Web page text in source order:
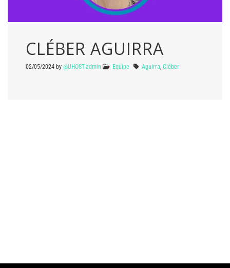
CLÉBER AGUIRRA
02/05/2024 by @UHOST-admin Equipe Aguirra Cléber